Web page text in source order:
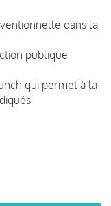
dans la
publique
qui permet à la